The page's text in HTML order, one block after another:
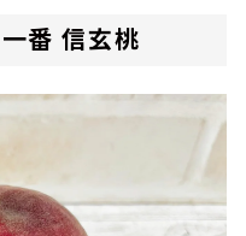
番 信玄桃